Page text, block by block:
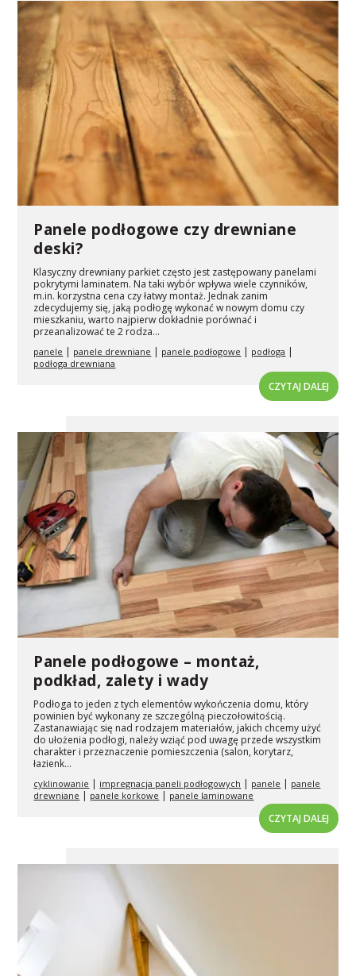
Panele podłogowe czy drewniane
deski?
Klasyczny drewniany parkiet często jest zastępowany panelami
pokrytymi laminatem. Na taki wybór wpływa wiele czynników,
m.in. korzystna cena czy łatwy montaż. Jednak zanim
zdecydujemy się, jaką podłogę wykonać w nowym domu czy
mieszkaniu, warto najpierw dokładnie porównać i
przeanalizować te 2 rodza...
panele | panele drewniane | panele podłogowe | podłoga |
podłoga drewniana
CZYTAJ DALEJ
Panele podłogowe – montaż,
podkład, zalety i wady
Podłoga to jeden z tych elementów wykończenia domu, który
powinien być wykonany ze szczególną pieczołowitością.
Zastanawiając się nad rodzajem materiałów, jakich chcemy użyć
do ułożenia podłogi, należy wziąć pod uwagę przede wszystkim
charakter i przeznaczenie pomieszczenia (salon, korytarz,
łazienk...
cyklinowanie | impregnacja paneli podłogowych | panele | panele
drewniane | panele korkowe | panele laminowane
CZYTAJ DALEJ